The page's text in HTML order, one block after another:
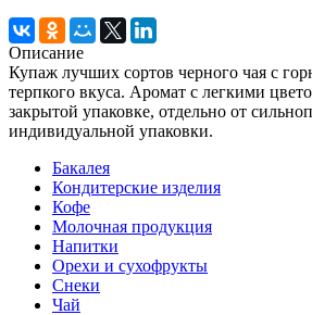
Описание
Купаж лучших сортов черного чая с
терпкого вкуса. Аромат с легкими
закрытой упаковке, отдельно от
индивидуальной упаковки.
Бакалея
Кондитерские изделия
Кофе
Молочная продукция
Напитки
Орехи и сухофрукты
Снеки
Чай